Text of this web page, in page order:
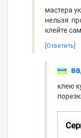
мастера
нельзя.
клейте
[Ответить]
клею